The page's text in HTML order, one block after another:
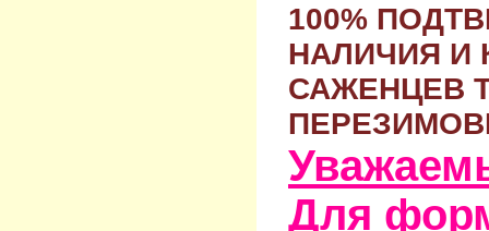
100%
НАЛИЧИЯ И
САЖЕНЦЕВ
Для